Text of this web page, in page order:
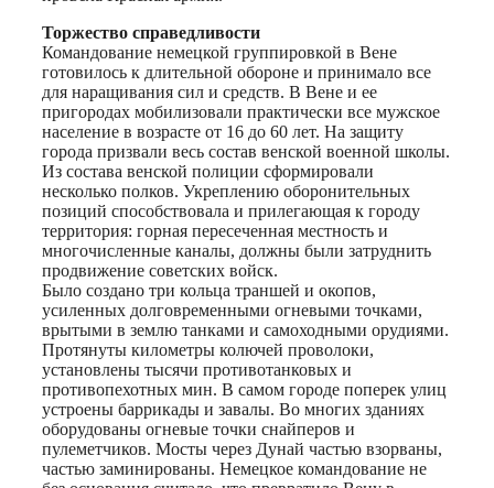
Торжество справедливости
Командование немецкой группировкой в Вене
готовилось к длительной обороне и принимало все
для наращивания сил и средств. В Вене и ее
пригородах мобилизовали практически все мужское
население в возрасте от 16 до 60 лет. На защиту
города призвали весь состав венской военной школы.
Из состава венской полиции сформировали
несколько полков. Укреплению оборонительных
позиций способствовала и прилегающая к городу
территория: горная пересеченная местность и
многочисленные каналы, должны были затруднить
продвижение советских войск.
Было создано три кольца траншей и окопов,
усиленных долговременными огневыми точками,
врытыми в землю танками и самоходными орудиями.
Протянуты километры колючей проволоки,
установлены тысячи противотанковых и
противопехотных мин. В самом городе поперек улиц
устроены баррикады и завалы. Во многих зданиях
оборудованы огневые точки снайперов и
пулеметчиков. Мосты через Дунай частью взорваны,
частью заминированы. Немецкое командование не